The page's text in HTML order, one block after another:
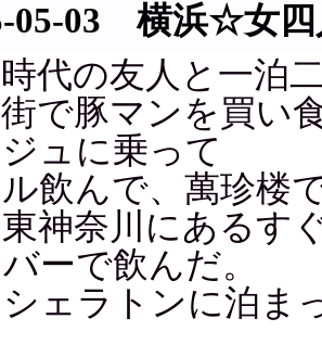
05-03 横浜☆女四
代の友人と一泊
で豚マンを買い
ュに乗って
飲んで、萬珍楼
神奈川にあるす
ーで飲んだ。
ェラトンに泊ま